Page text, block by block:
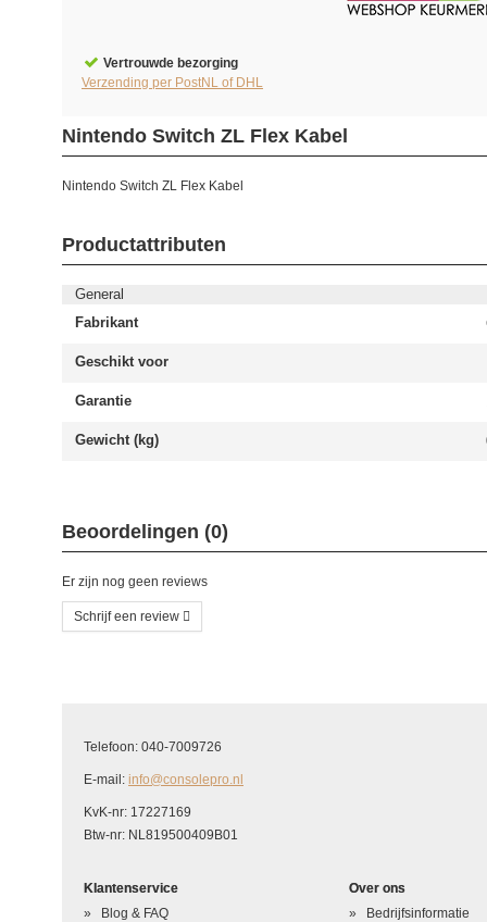
Vertrouwde bezorging
Verzending per PostNL of DHL
Nintendo Switch ZL Flex Kabel
Nintendo Switch ZL Flex Kabel
Productattributen
General
Fabrikant
Geschikt voor
Garantie
Gewicht (kg)
Beoordelingen (0)
Er zijn nog geen reviews
Schrijf een review
Hoe waardeert u dit product?
Uw beoordeling in één zin
Telefoon: 040-7009726
E-mail: info@consolepro.nl
KvK-nr: 17227169
Btw-nr: NL819500409B01
Klantenservice
Blog & FAQ
Over ons
Bedrijfsinformatie